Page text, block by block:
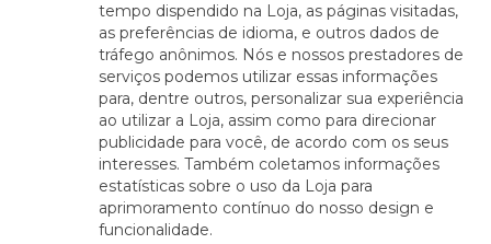
tempo dispendido na Loja, as páginas visitadas,
as preferências de idioma, e outros dados de
tráfego anônimos. Nós e nossos prestadores de
serviços podemos utilizar essas informações
para, dentre outros, personalizar sua experiência
ao utilizar a Loja, assim como para direcionar
publicidade para você, de acordo com os seus
interesses. Também coletamos informações
estatísticas sobre o uso da Loja para
aprimoramento contínuo do nosso design e
funcionalidade.